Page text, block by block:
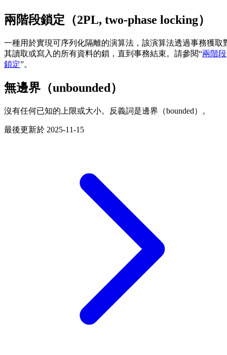
兩階段鎖定（2PL, two-phase locking）
一種用於實現可序列化隔離的演算法，該演算法透過事務獲取
其讀取或寫入的所有資料的鎖，直到事務結束。請參閱“兩階段
鎖定”。
無邊界（unbounded）
沒有任何已知的上限或大小。反義詞是邊界（bounded）。
最後更新於 2025-11-15